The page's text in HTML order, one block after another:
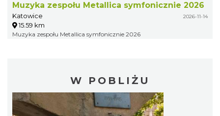
Muzyka zespołu Metallica symfonicznie 2026
Katowice 2026-11-14
15.59 km
Muzyka zespołu Metallica symfonicznie 2026
W POBLIŻU